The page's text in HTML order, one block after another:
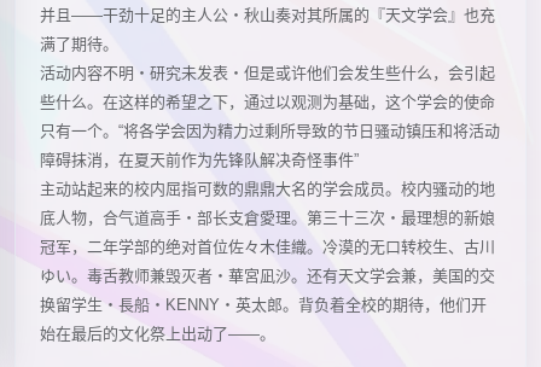
并且——干劲十足的主人公・秋山奏对其所属的『天文学会』也充
满了期待。
活动内容不明・研究未发表・但是或许他们会发生些什么，会引起
些什么。在这样的希望之下，通过以观测为基础，这个学会的使命
只有一个。“将各学会因为精力过剩所导致的节日骚动镇压和将活动
障碍抹消，在夏天前作为先锋队解决奇怪事件”
主动站起来的校内屈指可数的鼎鼎大名的学会成员。校内骚动的地
底人物，合气道高手・部长支倉愛理。第三十三次・最理想的新娘
冠军，二年学部的绝对首位佐々木佳織。冷漠的无口转校生、古川
ゆい。毒舌教师兼毁灭者・華宮凪沙。还有天文学会兼，美国的交
换留学生・長船・KENNY・英太郎。背负着全校的期待，他们开
始在最后的文化祭上出动了——。